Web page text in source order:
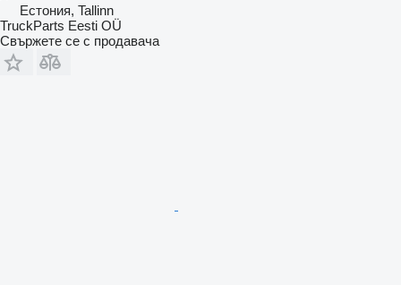
Естония, Tallinn
TruckParts Eesti OÜ
Свържете се с продавача